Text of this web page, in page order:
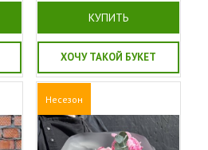
КУПИТЬ
ХОЧУ ТАКОЙ БУКЕТ
Несезон